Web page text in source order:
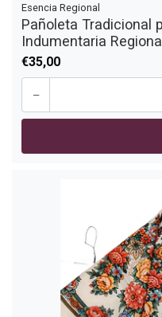
Esencia Regional
Pañoleta Tradicional
Indumentaria Regional
€35,00
-